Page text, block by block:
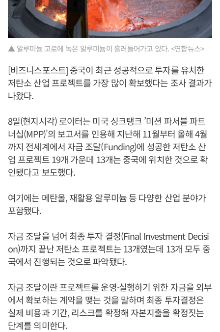
▲ 알루미늄 고로에 녹은 알루미늄이 흘러들어가고 있다. <연합뉴스>
[비즈니스포스트] 중국이 최근 성공적으로 투자를 유치한
저탄소 산업 프로젝트를 가장 많이 확보했다는 조사 결과가
나왔다.
8일(현지시각) 로이터는 미국 싱크탱크 ’미션 파서블 파트
너십(MPP)'의 보고서를 인용해 지난해 11월부터 올해 4월
까지 전세계에서 자금 조달(Funding)에 성공한 저탄소 산
업 프로젝트 19개 가운데 13개는 중국에 위치한 것으로 확
인됐다고 보도했다.
여기에는 메탄올, 재활용 알루미늄 등 다양한 산업 분야가
포함됐다.
자금 조달을 넘어 최종 투자 결정(Final Investment Decisi
on)까지 끝난 저탄소 프로젝트는 13개였는데 13개 모두 중
국에서 진행되는 것으로 파악됐다.
자금 조달이란 프로젝트를 운영·실행하기 위한 자금을 외부
에서 확보하는 계약을 맺는 것을 말하며 최종 투자결정은
실제 비용과 기간, 리스크를 확정해 자본지출을 확정짓는
단계를 의미한다.